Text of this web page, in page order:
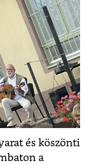
és köszönti
a